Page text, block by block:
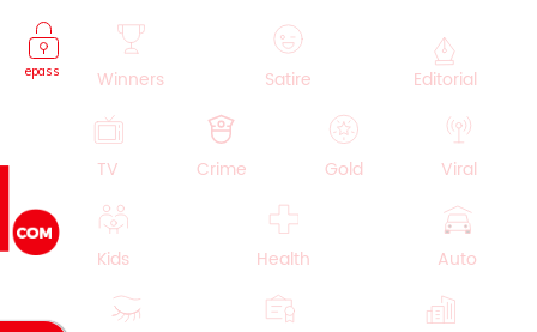
epass Winners Satire Editorial
TV Crime Gold Viral
Kids Health Auto